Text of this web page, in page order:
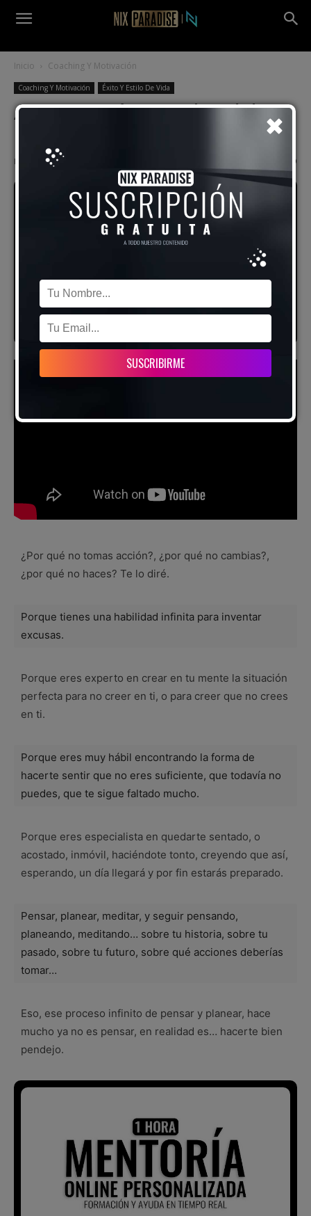
Inicio Coaching Y Motivación
Coaching Y Motivación Éxito Y Estilo De Vida
A Veces ¡Tú Eres El Jodido
Por Alex Vidal 5229
¿Por qué no tomas acción?, ¿por qué no cambias?,
¿por qué no haces? Te lo diré.
Porque tienes una habilidad infinita para inventar
excusas.
Porque eres experto en crear en tu mente la situación
perfecta para no creer en ti, o para creer que no crees
en ti.
Porque eres muy hábil encontrando la forma de
hacerte sentir que no eres suficiente, que todavía no
puedes, que te sigue faltado mucho.
Porque eres especialista en quedarte sentado, o
acostado, inmóvil, haciéndote tonto, creyendo que así,
esperando, un día llegará y por fin estarás preparado.
Pensar, planear, meditar, y seguir pensando,
planeando, meditando… sobre tu historia, sobre tu
pasado, sobre tu futuro, sobre qué acciones deberías
tomar…
Eso, ese proceso infinito de pensar y planear, hace
mucho ya no es pensar, en realidad es… hacerte bien
pendejo.